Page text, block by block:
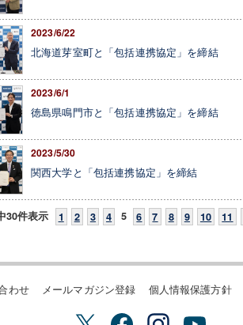
2023/6/22
北海道芽室町と「包括連携協定」を締結
2023/6/1
徳島県鳴門市と「包括連携協定」を締結
2023/5/30
関西大学と「包括連携協定」を締結
30件表示 1 2 3 4 5 6 7 8 9 10 11
わせ メールマガジン登録 個人情報保護方針